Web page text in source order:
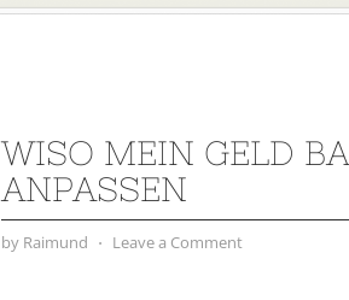
WISO MEIN GELD
ANPASSEN
by Raimund ⋅ Leave a Comment